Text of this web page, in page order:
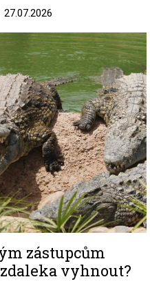
27.07.2026
zástupcům
vyhnout?